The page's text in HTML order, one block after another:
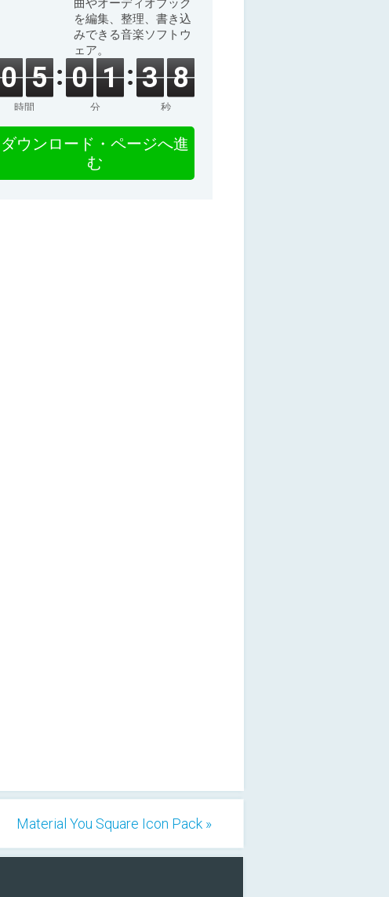
曲やオーディオブック
を編集、整理、書き込
みできる音楽ソフトウ
ェア。
0 5
時間
0 1
分
3 8
秒
ダウンロード・ページへ進
む
Material You Square Icon Pack »